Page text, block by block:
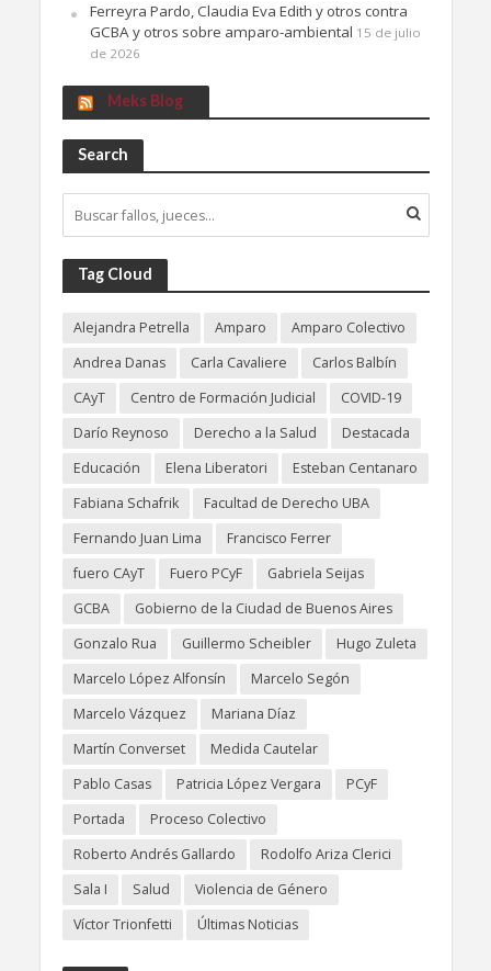
Ferreyra Pardo, Claudia Eva Edith y otros contra
GCBA y otros sobre amparo-ambiental 15 de julio
de 2026
Meks Blog
Search
Tag Cloud
Alejandra Petrella Amparo
Amparo Colectivo
Andrea Danas
Carla Cavaliere
Carlos Balbín
CAyT
Centro de Formación Judicial
COVID-19
Darío Reynoso
Derecho a la Salud
Destacada
Educación
Elena Liberatori
Esteban Centanaro
Fabiana Schafrik
Facultad de Derecho UBA
Fernando Juan Lima
Francisco Ferrer
fuero CAyT
Fuero PCyF
Gabriela Seijas
GCBA
Gobierno de la Ciudad de Buenos Aires
Gonzalo Rua
Guillermo Scheibler
Hugo Zuleta
Marcelo López Alfonsín
Marcelo Segón
Marcelo Vázquez
Mariana Díaz
Martín Converset
Medida Cautelar
Pablo Casas
Patricia López Vergara
PCyF
Portada
Proceso Colectivo
Roberto Andrés Gallardo
Rodolfo Ariza Clerici
Sala I
Salud
Violencia de Género
Víctor Trionfetti
Últimas Noticias